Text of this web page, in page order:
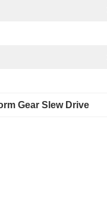
Gear Slew Drive